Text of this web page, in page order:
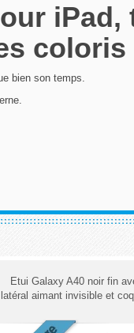
iPad,
coloris
bien son temps.
Etui Galaxy A40 noir fin
latéral aimant invisible et